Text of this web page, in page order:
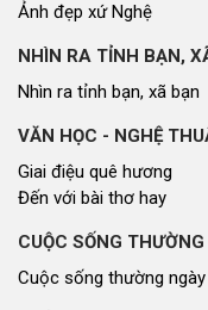
Ảnh đẹp xứ Nghệ
NHÌN RA TỈNH BẠN,
Nhìn ra tỉnh bạn, xã bạn
VĂN HỌC - NGHỆ
Giai điệu quê hương
Đến với bài thơ hay
CUỘC SỐNG
Cuộc sống thường ngày